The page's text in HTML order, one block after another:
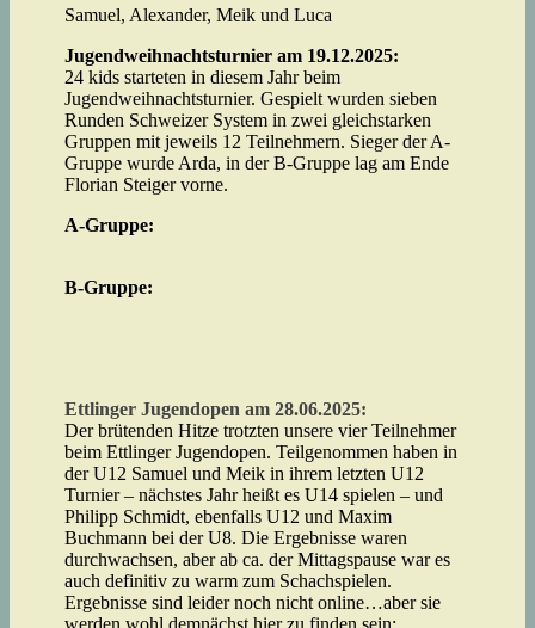
Samuel, Alexander, Meik und Luca
Jugendweihnachtsturnier am 19.12.2025:
24 kids starteten in diesem Jahr beim
Jugendweihnachtsturnier. Gespielt wurden sieben
Runden Schweizer System in zwei gleichstarken
Gruppen mit jeweils 12 Teilnehmern. Sieger der A-
Gruppe wurde Arda, in der B-Gruppe lag am Ende
Florian Steiger vorne.
A-Gruppe:
B-Gruppe:
Ettlinger Jugendopen am 28.06.2025:
Der brütenden Hitze trotzten unsere vier Teilnehmer
beim Ettlinger Jugendopen. Teilgenommen haben in
der U12 Samuel und Meik in ihrem letzten U12
Turnier – nächstes Jahr heißt es U14 spielen – und
Philipp Schmidt, ebenfalls U12 und Maxim
Buchmann bei der U8. Die Ergebnisse waren
durchwachsen, aber ab ca. der Mittagspause war es
auch definitiv zu warm zum Schachspielen.
Ergebnisse sind leider noch nicht online…aber sie
werden wohl demnächst hier zu finden sein: